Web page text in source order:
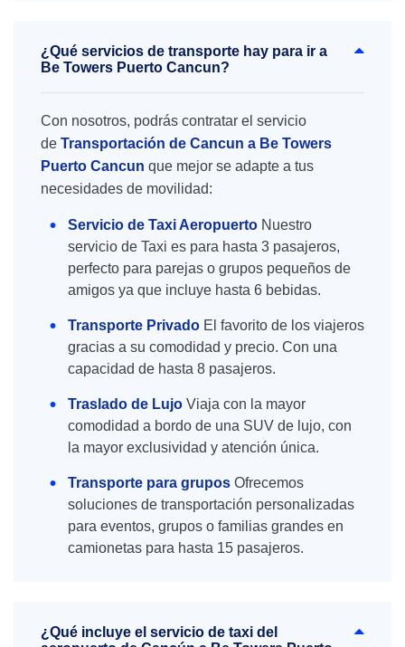
¿Qué servicios de transporte hay para ir a
Be Towers Puerto Cancun?
Con nosotros, podrás contratar el servicio
de Transportación de Cancun a Be Towers
Puerto Cancun que mejor se adapte a tus
necesidades de movilidad:
Servicio de Taxi Aeropuerto Nuestro
servicio de Taxi es para hasta 3 pasajeros,
perfecto para parejas o grupos pequeños de
amigos ya que incluye hasta 6 bebidas.
Transporte Privado El favorito de los viajeros
gracias a su comodidad y precio. Con una
capacidad de hasta 8 pasajeros.
Traslado de Lujo Viaja con la mayor
comodidad a bordo de una SUV de lujo, con
la mayor exclusividad y atención única.
Transporte para grupos Ofrecemos
soluciones de transportación personalizadas
para eventos, grupos o familias grandes en
camionetas para hasta 15 pasajeros.
¿Qué incluye el servicio de taxi del